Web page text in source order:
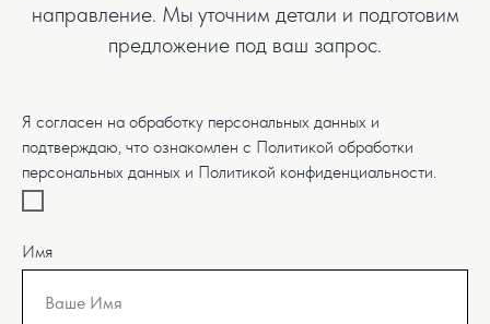
направление. Мы уточним детали и подготовим
предложение под ваш запрос.
Я согласен на обработку персональных данных и
подтверждаю, что ознакомлен с Политикой обработки
персональных данных и Политикой конфиденциальности.
Имя